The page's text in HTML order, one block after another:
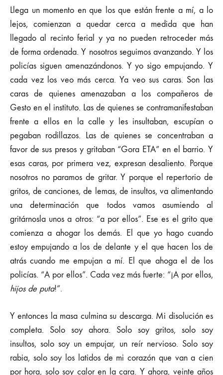
Llega un momento en que los que están frente a mí, a lo
lejos, comienzan a quedar cerca a medida que han
llegado al recinto ferial y ya no pueden retroceder más
de forma ordenada. Y nosotros seguimos avanzando. Y los
policías siguen amenazándonos. Y yo sigo empujando. Y
cada vez los veo más cerca. Ya veo sus caras. Son las
caras de quienes amenazaban a los compañeros de
Gesto en el instituto. Las de quienes se contramanifestaban
frente a ellos en la calle y les insultaban, escupían o
pegaban rodillazos. Las de quienes se concentraban a
favor de sus presos y gritaban “Gora ETA” en el barrio. Y
esas caras, por primera vez, expresan desaliento. Porque
nosotros no paramos de gritar. Y porque el repertorio de
gritos, de canciones, de lemas, de insultos, va alimentando
una determinación que todos vamos asumiendo al
gritárnosla unos a otros: “a por ellos”. Ese es el grito que
comienza a ahogar los demás. El que yo hago cuando
estoy empujando a los de delante y el que hacen los de
atrás cuando me empujan a mí. El que ahoga el de los
policías. “A por ellos”. Cada vez más fuerte: “¡A por ellos,
hijos de puta!”.
Y entonces la masa culmina su descarga. Mi disolución es
completa. Solo soy ahora. Solo soy gritos, solo soy
insultos, solo soy un empujar, un reír nervioso. Solo soy
rabia, solo soy los latidos de mi corazón que van a cien
por hora, solo soy calor en la cara. Y ahora, veinte años